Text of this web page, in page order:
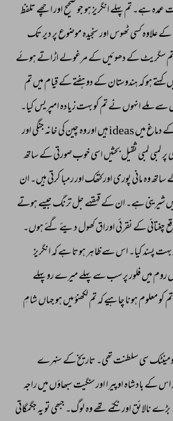
عمدہ ہے۔ تم پہلے انگریز ہو جو صحیح اور اچھے تلفظ
کے علاوہ کسی ٹھوس اور سنجیدہ موضوع پر دیر تک
تم سگریٹ کے دھوئیں کے مرغولے اڑاتے ہوئے
کہتے ہو کہ ہندوستان کے دو ہفتے کے قیام میں تم
سے ملے انہوں نے تم کو بہت زیادہ امپریس کیا۔
دماغ میں ideas ہیں اور وہ چین کی خانہ جنگی اور
پر لمبی لمبی ثقیل بحثیں اسی خوب صورتی کے ساتھ
ساتھ وہ مانی پوری اور کتھک اور رمبا کرتی ہیں۔ ان
شیرینی ہے۔ ان کے قہقہے جل ترنگ جیسے ہوتے
چغتائی کے نقرئی اوراق کھول دیئے گئے ہوں۔
بہت پسند کیا۔ اس سے ظاہر ہوتا ہے کہ انگریز
روم میں فلور پر سب سے پہلے میرے رو پہلے
تم کو معلوم ہونا چاہیے کہ تم لکھنؤ میں ہو جہاں شامِ
سی سلطنت تھی۔ تاریخ کے سنہرے
اس کے بادشاہ اوپیرا اور سنگیت سبھاؤں میں راجہ
بڑے نالائق اور نکمّے تھے وہ لوگ۔ جبھی تو یہ جگمگاتی